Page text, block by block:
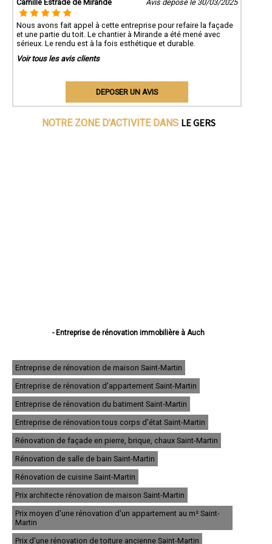
Camille Estrade de Mirande Avis déposé le 30/03/2025
Nous avons fait appel à cette entreprise pour refaire la façade
et une partie du toit. Le chantier à Mirande a été mené avec
sérieux. Le rendu est à la fois esthétique et durable.
Voir tous les avis clients
DEPOSER UN AVIS
NOTRE ZONE D'ACTIVITE DANS LE GERS
- Entreprise de rénovation immobilière à Auch
- Entreprise de rénovation immobilière à Fleurance
- Entreprise de rénovation immobilière à Eauze
- Entreprise de rénovation immobilière à Mirande
- Entreprise de rénovation immobilière à Lectoure
- Entreprise de rénovation immobilière à Vic-Fezensac
- Entreprise de rénovation immobilière à Gimont
- Entreprise de rénovation immobilière à Pavie
- Entreprise de rénovation immobilière à Samatan
- Entreprise de rénovation immobilière à Nogaro
- Entreprise de rénovation immobilière à Lombez
- Entreprise de rénovation immobilière à Mauvezin
- Entreprise de rénovation immobilière à Cazaubon
- Entreprise de rénovation immobilière à Riscle
- Entreprise de rénovation immobilière à Masseube
- Entreprise de rénovation immobilière à Plaisance
- Entreprise de rénovation immobilière à Barcelonne-du-Gers
- Entreprise de rénovation immobilière à Montréal
Entreprise de rénovation de maison Saint-Martin
Entreprise de rénovation d'appartement Saint-Martin
Entreprise de rénovation du batiment Saint-Martin
Entreprise de rénovation tous corps d'état Saint-Martin
Rénovation de façade en pierre, brique, chaux Saint-Martin
Rénovation de salle de bain Saint-Martin
Rénovation de cuisine Saint-Martin
Prix architecte rénovation de maison Saint-Martin
Prix moyen d'une rénovation d'un appartement au m² Saint-
Martin
Prix d'une rénovation de toiture ancienne Saint-Martin